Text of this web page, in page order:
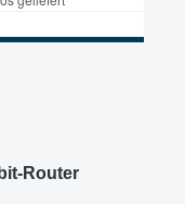
Router